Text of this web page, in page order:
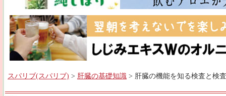
スパリブ(スパリブ) > 肝臓の基礎知識 > 肝臓の機能を知る検査と検